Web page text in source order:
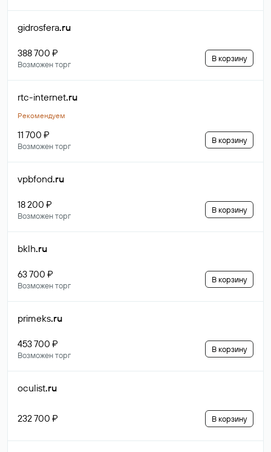
gidrosfera.ru
388 700 ₽
Возможен торг
В корзину
rtc-internet.ru
Рекомендуем
11 700 ₽
Возможен торг
В корзину
vpbfond.ru
18 200 ₽
Возможен торг
В корзину
bklh.ru
63 700 ₽
Возможен торг
В корзину
primeks.ru
453 700 ₽
Возможен торг
В корзину
oculist.ru
232 700 ₽ В корзину